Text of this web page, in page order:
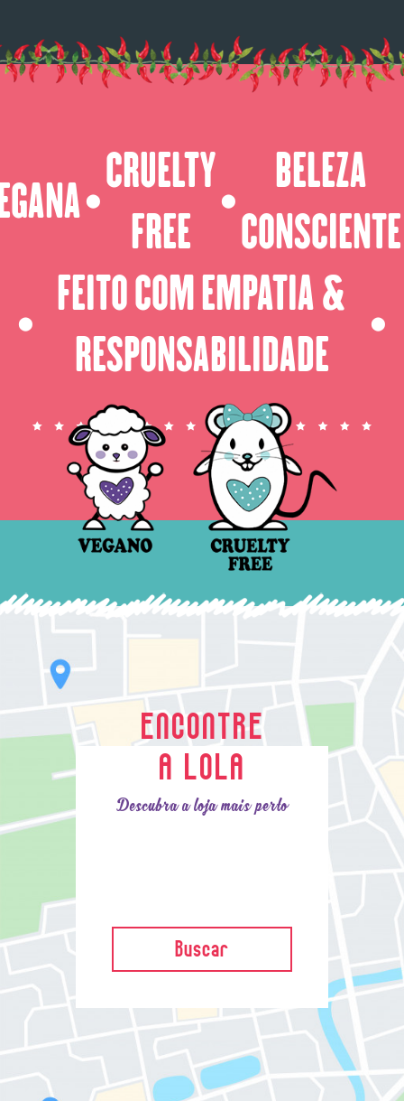
⬤
CRUELTY
FREE
⬤
BELEZA
CONSCIENTE
⬤
FEITO COM EMPATIA &
RESPONSABILIDADE
⬤
ENCONTRE
A LOLA
Descubra a loja mais perto
Buscar